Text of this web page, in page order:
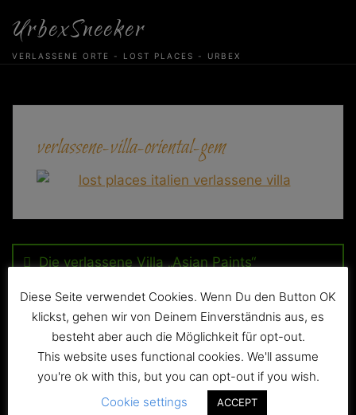
content
UrbexSneeker
VERLASSENE ORTE - LOST PLACES - URBEX
verlassene-villa-oriental-gem
Die verlassene Villa „Asian Paints“
Copyright+Impressum Privacy & Cookie Policy
Diese Seite verwendet Cookies. Wenn Du den Button OK
klickst, gehen wir von Deinem Einverständnis aus, es
besteht aber auch die Möglichkeit für opt-out.
This website uses functional cookies. We'll assume
you're ok with this, but you can opt-out if you wish.
Cookie settings
ACCEPT